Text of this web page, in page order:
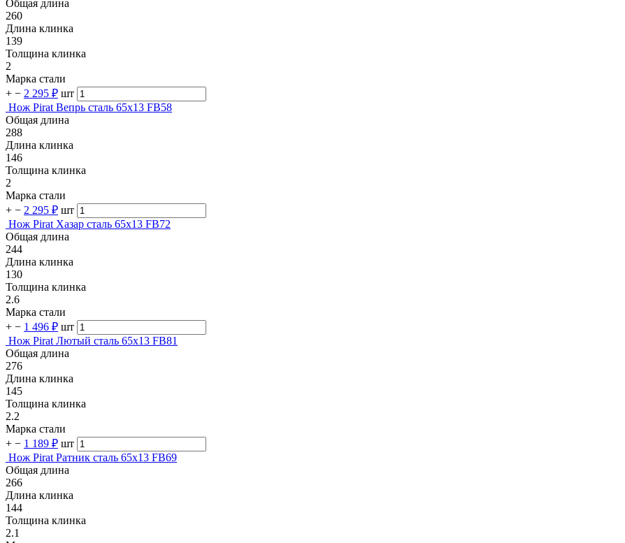
Общая длина
260
Длина клинка
139
Толщина клинка
2
Марка стали
+ − 2 295 ₽ шт
Нож Pirat Вепрь сталь 65х13 FB58
Общая длина
288
Длина клинка
146
Толщина клинка
2
Марка стали
+ − 2 295 ₽ шт
Нож Pirat Хазар сталь 65х13 FB72
Общая длина
244
Длина клинка
130
Толщина клинка
2.6
Марка стали
+ − 1 496 ₽ шт
Нож Pirat Лютый сталь 65х13 FB81
Общая длина
276
Длина клинка
145
Толщина клинка
2.2
Марка стали
+ − 1 189 ₽ шт
Нож Pirat Ратник сталь 65х13 FB69
Общая длина
266
Длина клинка
144
Толщина клинка
2.1